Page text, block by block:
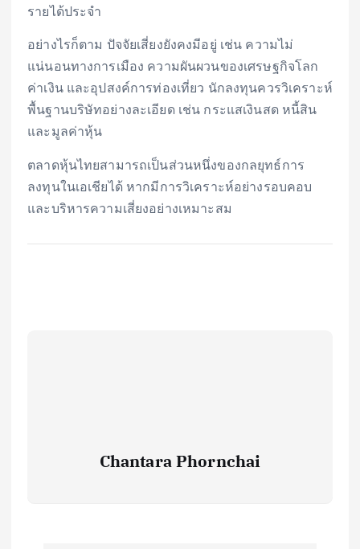
รายได้ประจำ
อย่างไรก็ตาม ปัจจัยเสี่ยงยังคงมีอยู่ เช่น ความไม่
แน่นอนทางการเมือง ความผันผวนของเศรษฐกิจโลก
ค่าเงิน และอุปสงค์การท่องเที่ยว นักลงทุนควรวิเคราะห์
พื้นฐานบริษัทอย่างละเอียด เช่น กระแสเงินสด หนี้สิน
และมูลค่าหุ้น
ตลาดหุ้นไทยสามารถเป็นส่วนหนึ่งของกลยุทธ์การ
ลงทุนในเอเชียได้ หากมีการวิเคราะห์อย่างรอบคอบ
และบริหารความเสี่ยงอย่างเหมาะสม
Chantara Phornchai